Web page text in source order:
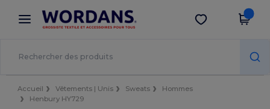
× Appli Wordans
Meilleurs prix sur l’app !
Obtenir l'appli
Accueil Vêtements | Unis Sweats
Hommes
Henbury HY729